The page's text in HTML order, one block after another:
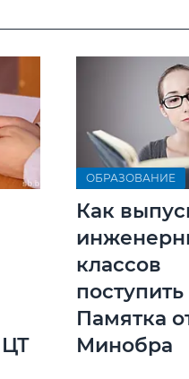
ЦТ
ОБРАЗОВАНИЕ
Как
классов
поступить
Памятка
Минобра